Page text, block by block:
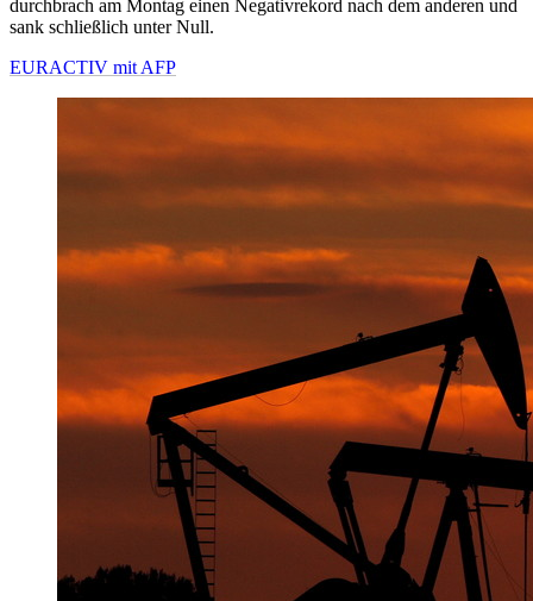
durchbrach am Montag einen Negativrekord nach dem anderen und
sank schließlich unter Null.
EURACTIV mit AFP